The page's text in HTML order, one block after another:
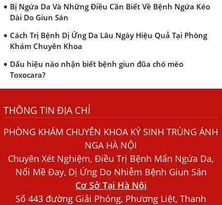
Bị Ngứa Da Và Những Điều Cần Biết Về Bệnh Ngứa Kéo
Dài Do Giun Sán
Cách Trị Bệnh Dị Ứng Da Lâu Ngày Hiệu Quả Tại Phòng
Khám Chuyên Khoa
Dấu hiệu nào nhận biết bệnh giun đũa chó mèo
Toxocara?
Bệnh Chàm Và Những Yếu Tố Liên Quan Đến Bệnh Giun
Sán
Dấu Hiệu Ngứa Da, Dị Ứng, Nổi Mề Đay Do Nhiễm Sán
Bác sĩ Nguyễn Ngọc Ánh Phòng Khám Ánh Nga Đề Tài
Nghiên Cứu Khoa
Xét Nghiệm Giun Sán Gồm Những Loại Nào? Chi Phí Bao
THÔNG TIN ĐỊA CHỈ
PHÒNG KHÁM CHUYÊN KHOA KÝ SINH TRÙNG ÁNH
NGA HÀ NỘI
Chuyên Xét Nghiệm, Điều Trị Bệnh Mẩn Ngứa Da,
Nổi Mề Đay, Dị Ứng Do Nhiễm Bệnh Giun Sán
Cơ Sở Tại Hà Nội
Số 443 đường Giải Phóng, Phương Liệt, Thanh